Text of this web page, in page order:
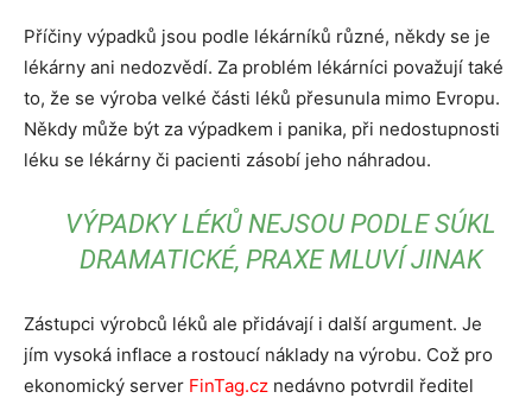
Příčiny výpadků jsou podle lékárníků různé, někdy se je
lékárny ani nedozvědí. Za problém lékárníci považují také
to, že se výroba velké části léků přesunula mimo Evropu.
Někdy může být za výpadkem i panika, při nedostupnosti
léku se lékárny či pacienti zásobí jeho náhradou.
VÝPADKY LÉKŮ NEJSOU PODLE SÚKL
DRAMATICKÉ, PRAXE MLUVÍ JINAK
Zástupci výrobců léků ale přidávají i další argument. Je
jím vysoká inflace a rostoucí náklady na výrobu. Což pro
ekonomický server FinTag.cz nedávno potvrdil ředitel